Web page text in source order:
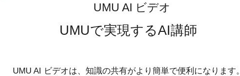
UMU AI ビデオ
UMUで実現するAI講師
UMU AI ビデオは、知識の共有がより簡単で便利になります。